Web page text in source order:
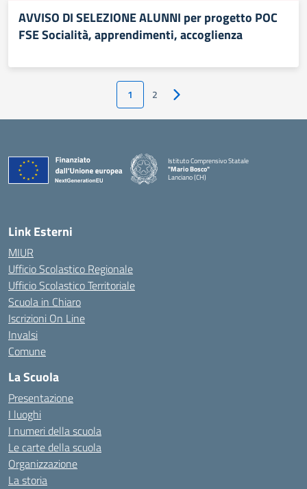
AVVISO DI SELEZIONE ALUNNI per progetto POC
FSE Socialità, apprendimenti, accoglienza
1 2 Pagina successiva
Istituto Comprensivo Statale
"Mario Bosco"
Lanciano (CH)
Link Esterni
MIUR
Ufficio Scolastico Regionale
Ufficio Scolastico Territoriale
Scuola in Chiaro
Iscrizioni On Line
Invalsi
Comune
La Scuola
Presentazione
I luoghi
I numeri della scuola
Le carte della scuola
Organizzazione
La storia